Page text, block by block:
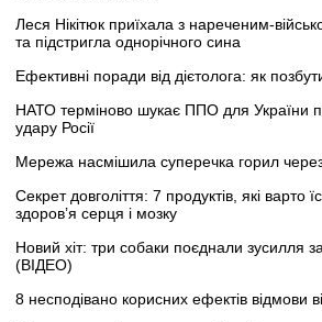
Леся Нікітюк приїхала з нареченим-
та підстригла однорічного сина
Ефективні поради від дієтолога: як
НАТО терміново шукає ППО для України
удару Росії
Мережа насмішила суперечка горил
Секрет довголіття: 7 продуктів, які варто
здоров’я серця і мозку
Новий хіт: три собаки поєднали зусилля
(ВІДЕО)
8 несподівано корисних ефектів відмови